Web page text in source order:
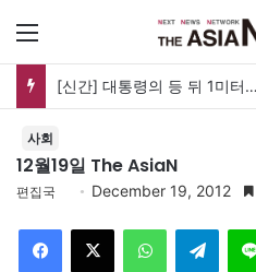
사회
12월19일 The AsiaN
편집국 December 19, 2012
Telegram